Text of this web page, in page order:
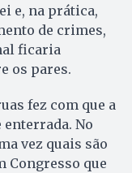
e, na prática,
de crimes,
ficaria
os pares.
fez com que a
enterrada. No
vez quais são
Congresso que